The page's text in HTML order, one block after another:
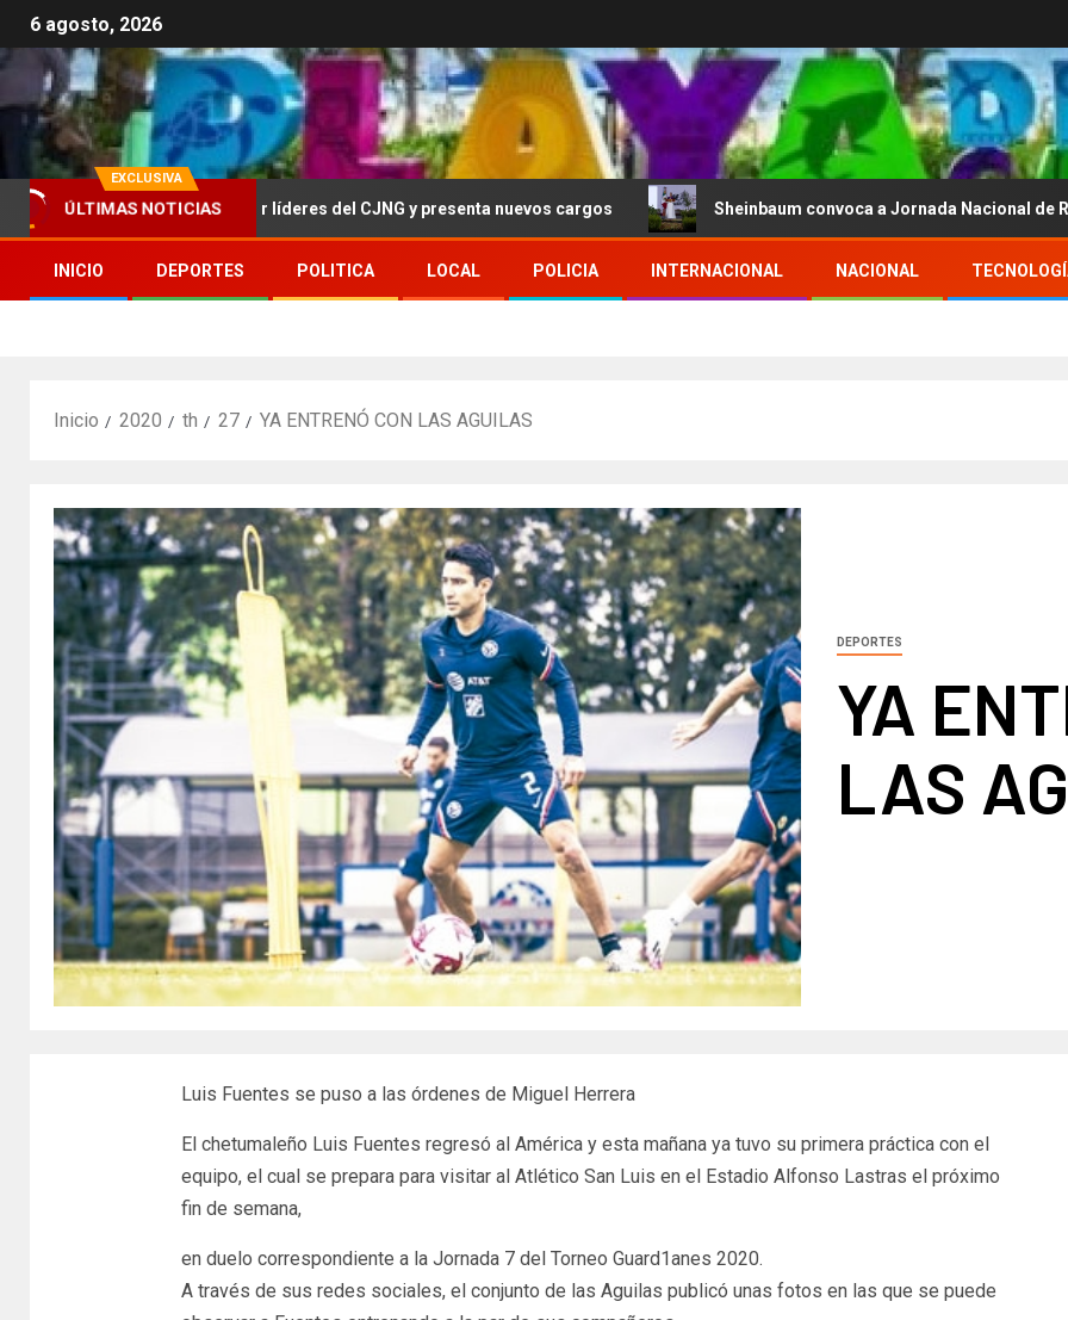
6 agosto, 2026
EXCLUSIVA
ÚLTIMAS NOTICIAS
más de 100 mdd por líderes del CJNG y presenta nuevos cargos Sheinbaum convoca a Jornada Nacional de
INICIO DEPORTES POLITICA LOCAL POLICIA INTERNACIONAL NACIONAL
Inicio 2020 th 27 YA ENTRENÓ CON LAS AGUILAS
DEPORTES
YA
LAS
Luis Fuentes se puso a las órdenes de Miguel Herrera
El chetumaleño Luis Fuentes regresó al América y esta mañana ya tuvo su primera práctica con el
equipo, el cual se prepara para visitar al Atlético San Luis en el Estadio Alfonso Lastras el próximo
fin de semana,
en duelo correspondiente a la Jornada 7 del Torneo Guard1anes 2020.
A través de sus redes sociales, el conjunto de las Aguilas publicó unas fotos en las que se puede